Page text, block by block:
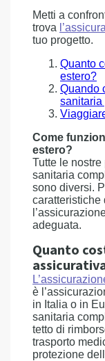
Metti a
trova
tuo progetto.
Quanto
estero?
Quando
sanitaria
Come
estero?
Tutte le
sanitaria
sono diversi.
caratteristiche
adeguata.
Quanto
è
in Italia o in
sanitaria
tetto di
trasporto
protezione